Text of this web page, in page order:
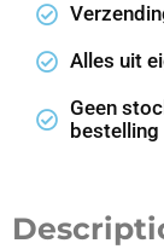
Alles uit
Geen
bestelling